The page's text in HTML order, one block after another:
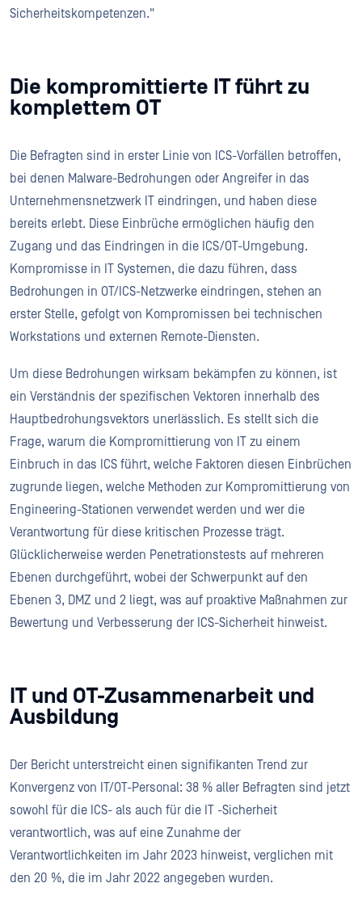
Sicherheitskompetenzen."
Die kompromittierte IT führt zu
komplettem OT
Die Befragten sind in erster Linie von ICS-Vorfällen betroffen,
bei denen Malware-Bedrohungen oder Angreifer in das
Unternehmensnetzwerk IT eindringen, und haben diese
bereits erlebt. Diese Einbrüche ermöglichen häufig den
Zugang und das Eindringen in die ICS/OT-Umgebung.
Kompromisse in IT Systemen, die dazu führen, dass
Bedrohungen in OT/ICS-Netzwerke eindringen, stehen an
erster Stelle, gefolgt von Kompromissen bei technischen
Workstations und externen Remote-Diensten.
Um diese Bedrohungen wirksam bekämpfen zu können, ist
ein Verständnis der spezifischen Vektoren innerhalb des
Hauptbedrohungsvektors unerlässlich. Es stellt sich die
Frage, warum die Kompromittierung von IT zu einem
Einbruch in das ICS führt, welche Faktoren diesen Einbrüchen
zugrunde liegen, welche Methoden zur Kompromittierung von
Engineering-Stationen verwendet werden und wer die
Verantwortung für diese kritischen Prozesse trägt.
Glücklicherweise werden Penetrationstests auf mehreren
Ebenen durchgeführt, wobei der Schwerpunkt auf den
Ebenen 3, DMZ und 2 liegt, was auf proaktive Maßnahmen zur
Bewertung und Verbesserung der ICS-Sicherheit hinweist.
IT und OT-Zusammenarbeit und
Ausbildung
Der Bericht unterstreicht einen signifikanten Trend zur
Konvergenz von IT/OT-Personal: 38 % aller Befragten sind jetzt
sowohl für die ICS- als auch für die IT -Sicherheit
verantwortlich, was auf eine Zunahme der
Verantwortlichkeiten im Jahr 2023 hinweist, verglichen mit
den 20 %, die im Jahr 2022 angegeben wurden.